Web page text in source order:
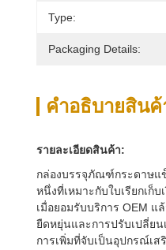
Type:
Packaging Details:
คําอธิบายสินค้
รายละเอียดสินค้า:
กล่องบรรจุภัณฑ์กระดาษแ
หนึ่งที่เหมาะกับใบเรียกเก็
เมื่อยอมรับบริการ OEM
ยืดหยุ่นและการปรับเปลี่ย
การเพิ่มที่จับเป็นอุปกรณ์เ